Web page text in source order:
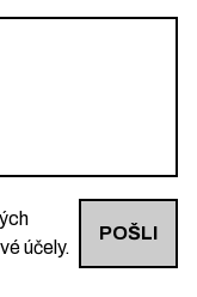
účely.
POŠLI